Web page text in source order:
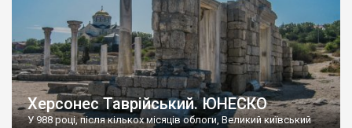
Херсонес Таврійський. ЮНЕСКО
У 988 році, після кількох місяців облоги, Великий київський